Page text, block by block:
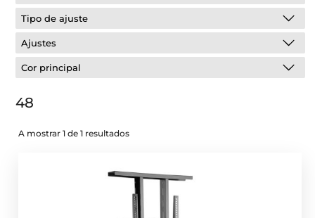
Tipo de ajuste
Ajustes
Cor principal
48
A mostrar 1 de 1 resultados